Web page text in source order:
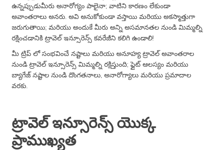
ఉన్నప్పుడుమీరు అనారోగ్యం పాలైనా; వాటిని కారణం లేకుండా
అవాంతరాలు అనరు. అవి అనుకోకుండా వస్తాయి మరియు అకస్మాత్తుగా
జరుగుతాయి; మరియు అందుకే మీరు అన్ని అసమానతల నుండి మిమ్మల్ని
రక్షించడానికి ట్రావెల్ ఇన్సూరెన్స్ కవరేజీని కలిగి ఉండాలి!
మీ ట్రిప్ లో సంభవించే నష్టాలు మరియు అనూహ్య ట్రావెల్ అవాంతరాల
నుండి ట్రావెల్ ఇన్సూరెన్స్ మిమ్మల్ని రక్షిస్తుంది; ఫ్లైట్ ఆలస్యం మరియు
బ్యాగేజ్ నష్టాల నుండి దొంగతనాలు, అనారోగ్యాలు మరియు ప్రమాదాల
వరకు.
ట్రావెల్ ఇన్సూరెన్స్ యొక్క
ప్రాముఖ్యత